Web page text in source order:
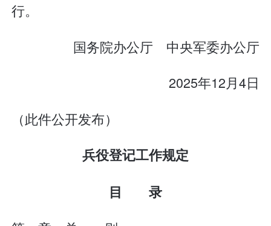
行。
国务院办公厅 中央军委办公厅
2025年12月4日
（此件公开发布）
兵役登记工作规定
目 录